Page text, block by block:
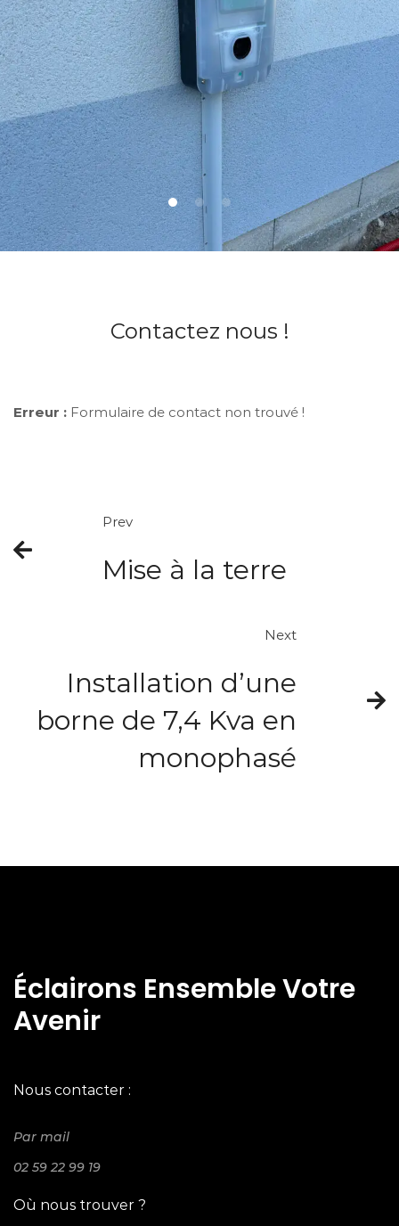
Contactez nous !
Erreur : Formulaire de contact non trouvé !
Prev
Mise à la terre
Next
Installation d’une
borne de 7,4 Kva en
monophasé
Éclairons Ensemble Votre
Avenir
Nous contacter :
Par mail
02 59 22 99 19
Où nous trouver ?